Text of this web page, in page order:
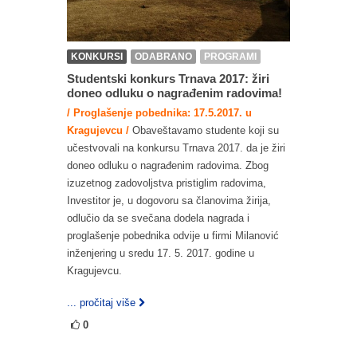
KONKURSI ODABRANO PROGRAMI
Studentski konkurs Trnava 2017: žiri
doneo odluku o nagrađenim radovima!
/ Proglašenje pobednika: 17.5.2017. u
Kragujevcu / Obaveštavamo studente koji su
učestvovali na konkursu Trnava 2017. da je žiri
doneo odluku o nagrađenim radovima. Zbog
izuzetnog zadovoljstva pristiglim radovima,
Investitor je, u dogovoru sa članovima žirija,
odlučio da se svečana dodela nagrada i
proglašenje pobednika odvije u firmi Milanović
inženjering u sredu 17. 5. 2017. godine u
Kragujevcu.
... pročitaj više
0